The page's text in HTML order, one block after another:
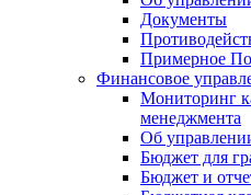
Документы
Примерное
Финансовое
Мониторинг
менеджмента
Об
Бюджет для
Бюджет и